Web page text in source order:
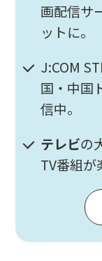
画配信サ
ットに。
J:COM
国・中国
信中。
テレビの
TV番組が